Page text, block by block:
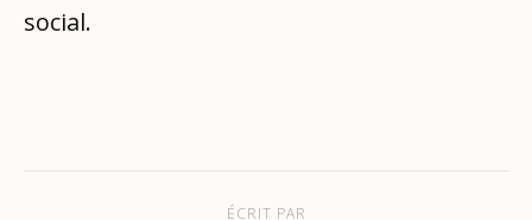
social.
ÉCRIT PAR